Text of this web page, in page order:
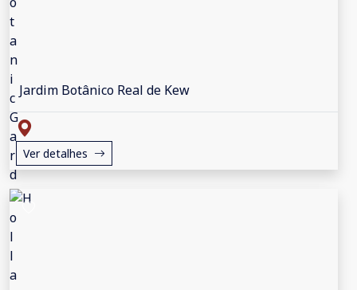
Jardim Botânico Real de Kew
Ver detalhes